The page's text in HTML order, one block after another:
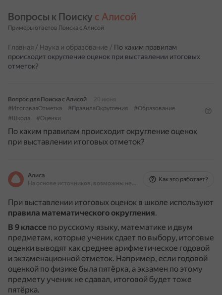
Вопросы к Поиску с Алисой
Примеры ответов Поиска с Алисой
Главная / Наука и образование / По каким правилам
происходит округление оценок при выставлении итоговых
отметок?
Вопрос для Поиска с Алисой
20 июня
#ИтоговаяОтметка
#ПравилаОкругления
#Образование
#Школа
#Оценки
По каким правилам происходит округление оценок
при выставлении итоговых отметок?
Алиса
На основе источников, возможны неточности
Как это работает?
При выставлении итоговых оценок в школе используют
правила математического округления.
В 9 классе по русскому языку, математике и двум
предметам, которые ученик сдает по выбору, итоговые
оценки выводят как среднее арифметическое годовой
и экзаменационной отметок. Например, если годовой
оценкой по физике была пятёрка, а экзамен по этому
предмету ученик не сдавал, итоговой будет тоже
пятёрка.